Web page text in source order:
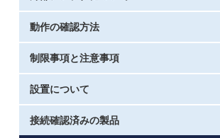
動作の確認方法
制限事項と注意事項
設置について
接続確認済みの製品